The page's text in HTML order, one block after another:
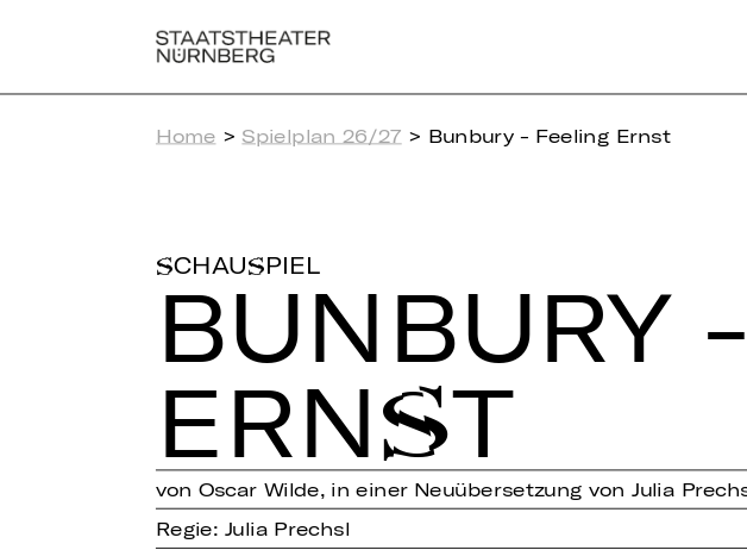
Home > Spielplan 26/27 > Bunbury - Feeling Ernst
SCHAUSPIEL
BUN­BU­RY
ERNST
von Oscar Wilde, in einer Neuübersetzung von Julia
Regie: Julia Prechsl